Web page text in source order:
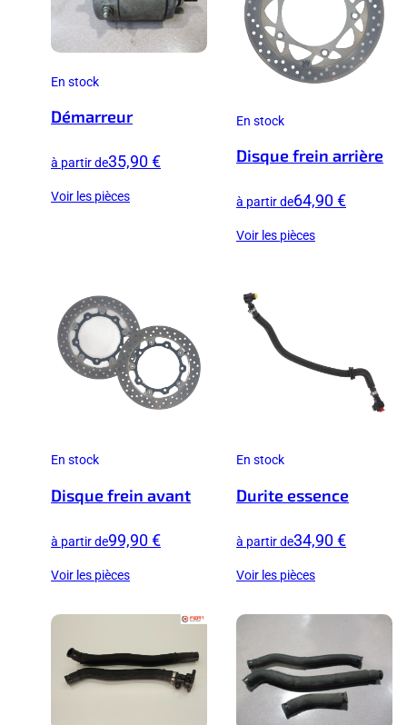
En stock
Démarreur
à partir de35,90 €
Voir les pièces
En stock
Disque frein arrière
à partir de64,90 €
Voir les pièces
En stock
Disque frein avant
à partir de99,90 €
Voir les pièces
En stock
Durite essence
à partir de34,90 €
Voir les pièces